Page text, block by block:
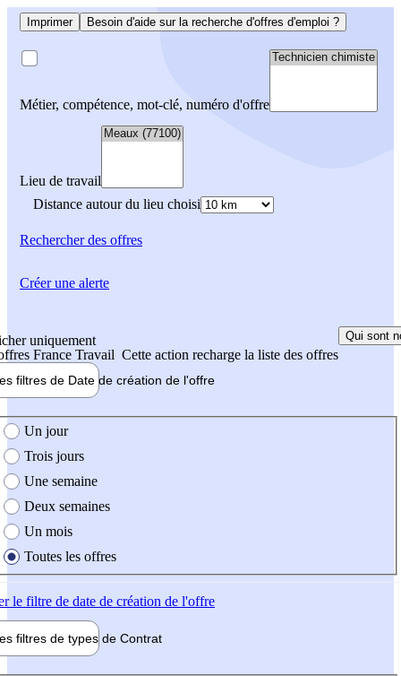
Imprimer Besoin d'aide sur la recherche d'offres d'emploi ?
Métier, compétence, mot-clé, numéro d'offre
Lieu de travail
Distance autour du lieu choisi
Rechercherdes offres
uniquement
France Travail Cette action recharge la liste des offres
Qui sont
filtres de Date de création de l'offre
création de l'offre
Un jour
Trois jours
Une semaine
Deux semaines
Un mois
Toutes les offres
le filtre de date de création de l'offre
filtres de types de Contrat
Créer une alerte